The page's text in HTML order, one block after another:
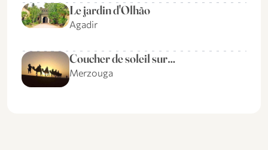
Le jardin d'Olhão
Agadir
Coucher de soleil sur…
Merzouga